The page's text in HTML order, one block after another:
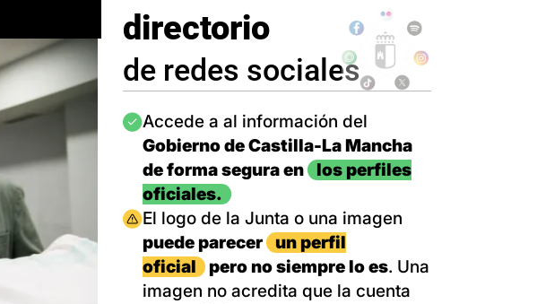
directorio
de redes sociales
Imagen
Accede a al información del
Gobierno de Castilla-La Mancha
de forma segura en
los perfiles
oficiales.
Imagen
El logo de la Junta o una imagen
puede parecer
un perfil
oficial
pero no siempre lo es. Una
imagen no acredita que la cuenta